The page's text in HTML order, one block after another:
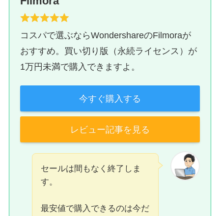
コスパで選ぶならWondershareのFilmoraが
おすすめ。買い切り版（永続ライセンス）が
1万円未満で購入できますよ。
今すぐ購入する
レビュー記事を見る
セールは間もなく終了しま
す。
最安値で購入できるのは今だ